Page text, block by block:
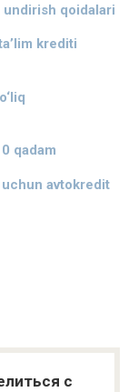
undirish qoidalari
krediti
qadam
uchun avtokredit
с